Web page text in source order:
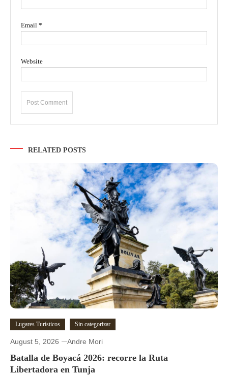
Email *
Website
RELATED POSTS
Lugares Turísticos Sin categorizar
August 5, 2026 Andre Mori
Batalla de Boyacá 2026: recorre la Ruta
Libertadora en Tunja